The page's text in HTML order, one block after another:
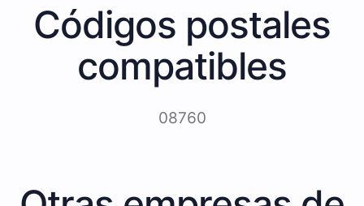
Códigos postales
compatibles
08760